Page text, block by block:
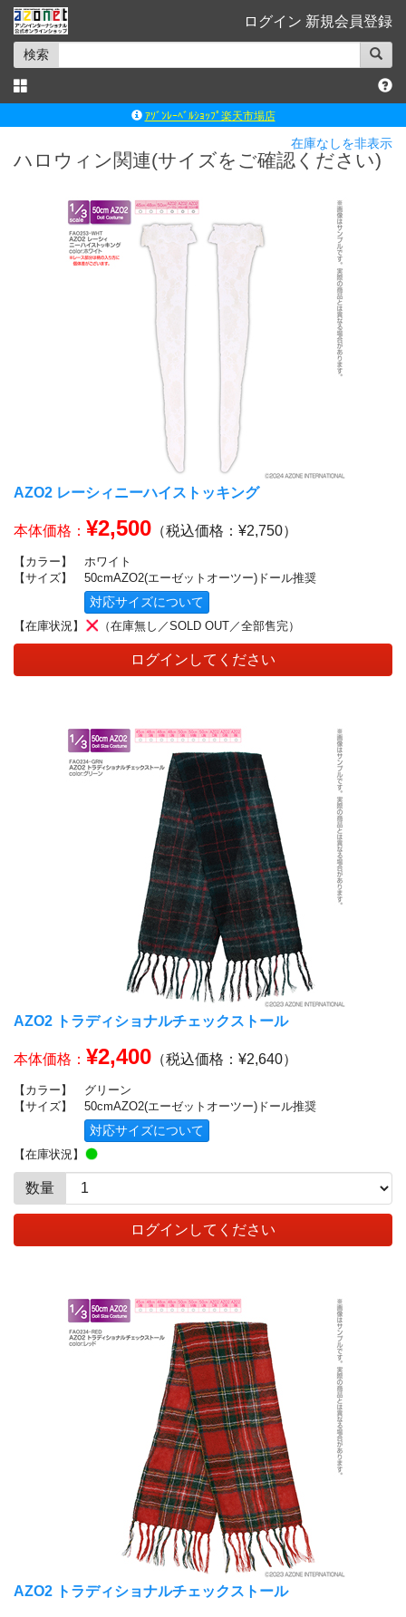
ログイン 新規会員登録
検索
ｱｿﾞﾝﾚｰﾍﾞﾙｼｮｯﾌﾟ楽天市場店
ｱｿﾞﾝｵﾝﾗｲﾝｼｮｯﾌﾟX
◆◆さとふる◆◆
在庫なしを非表示
ハロウィン関連(サイズをご確認ください)
AZO2 レーシィニーハイストッキング
本体価格： ¥2,500 （税込価格：¥2,750）
【カラー】
ホワイト
【サイズ】
50cmAZO2(エーゼットオーツー)ドール推奨
対応サイズについて
【在庫状況】 （在庫無し／SOLD OUT／全部售完）
ログインしてください
AZO2 トラディショナルチェックストール
本体価格： ¥2,400 （税込価格：¥2,640）
【カラー】
グリーン
【サイズ】
50cmAZO2(エーゼットオーツー)ドール推奨
対応サイズについて
【在庫状況】
数量
ログインしてください
AZO2 トラディショナルチェックストール